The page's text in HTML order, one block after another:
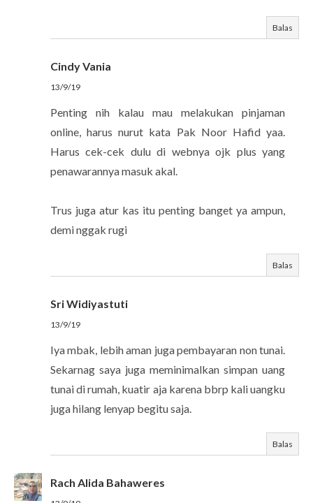
Balas
Cindy Vania
13/9/19
Penting nih kalau mau melakukan pinjaman
online, harus nurut kata Pak Noor Hafid yaa.
Harus cek-cek dulu di webnya ojk plus yang
penawarannya masuk akal.
Trus juga atur kas itu penting banget ya ampun,
demi nggak rugi
Balas
Sri Widiyastuti
13/9/19
Iya mbak, lebih aman juga pembayaran non tunai.
Sekarnag saya juga meminimalkan simpan uang
tunai di rumah, kuatir aja karena bbrp kali uangku
juga hilang lenyap begitu saja.
Balas
Rach Alida Bahaweres